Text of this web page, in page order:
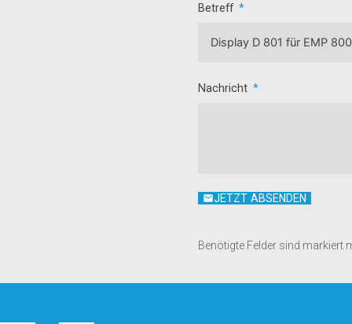
Betreff
Nachricht
JETZT ABSENDEN
Benötigte Felder sind markiert